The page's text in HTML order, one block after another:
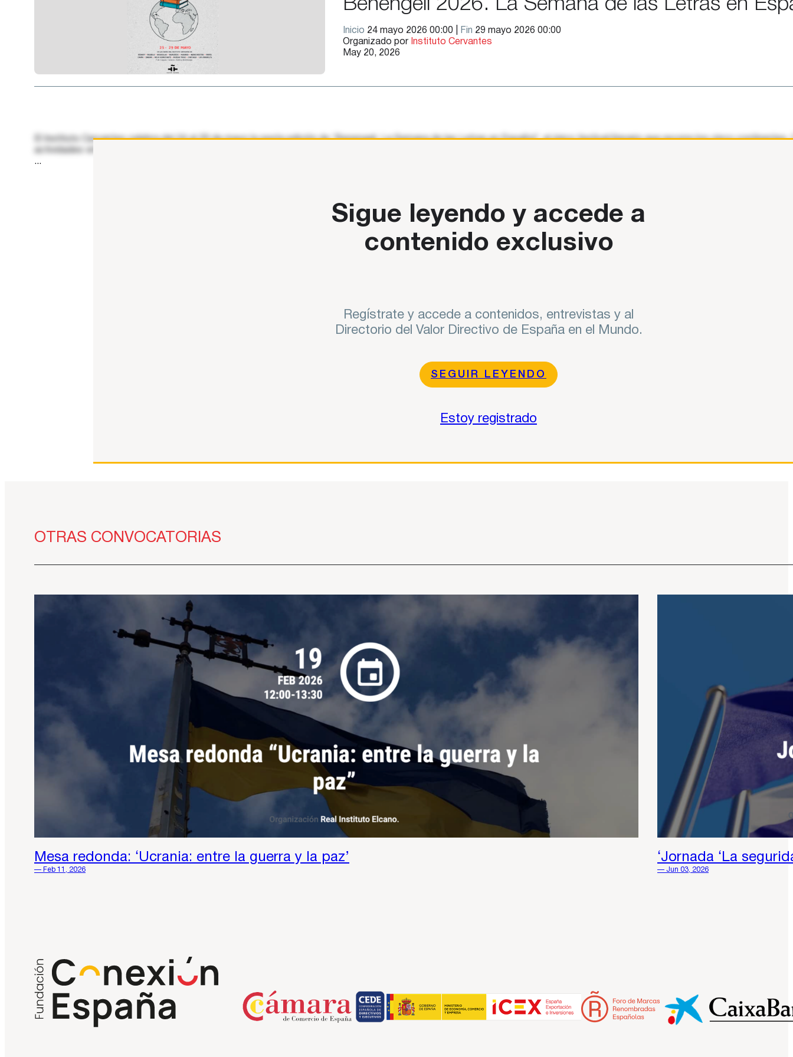
Benengeli 2026. La Semana de las Letras en
Inicio 24 mayo 2026 00:00 | Fin 29 mayo 2026 00:00
Organizado por
Instituto Cervantes
May 20, 2026
El Instituto Cervantes celebra del 24 al 29 de mayo la sexta edición de ‘Benengeli. La Semana de las Letras en Español’, el único festival literario que recorre los cinco
...
Sigue leyendo y accede a
contenido exclusivo
Regístrate y accede a contenidos, entrevistas y al
Directorio del Valor Directivo de España en el Mundo.
SEGUIR LEYENDO
Estoy registrado
OTRAS CONVOCATORIAS
Mesa redonda: ‘Ucrania: entre la guerra y la paz’
— Feb 11, 2026
‘Jornada ‘La
— Jun 03, 2026